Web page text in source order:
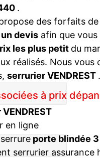
.
des forfaits
un devis afin que
les plus petit du
réalisés. Nous
serrurier VENDREST .
à prix
en ligne
porte blindée
serrurier assurance